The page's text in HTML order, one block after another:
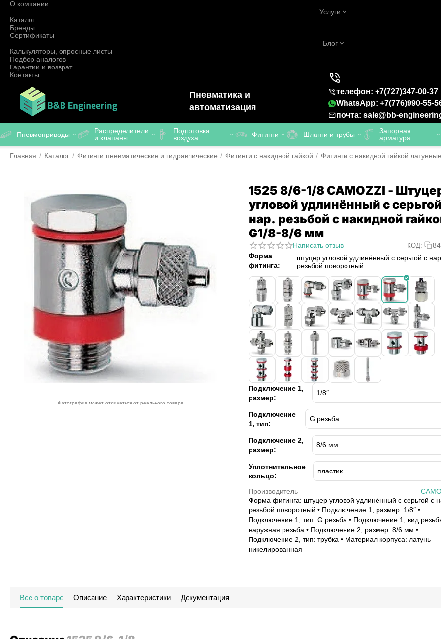
О компании
Услуги
Каталог
Бренды
Сертификаты
Блог
Калькуляторы, опросные листы
Подбор аналогов
Гарантии и возврат
Контакты
Пневматика и
автоматизация
телефон: +7(727)347-00-37
WhatsApp: +7(776)990-55-
почта: sale@bb-
Пневмоприводы
Распределители
и клапаны
Подготовка
воздуха
Фитинги Шланги и трубы
Запорная
арматура
Главная / Каталог / Фитинги пневматические и гидравлические / Фитинги с накидной гайкой / Фитинги с накидной гайкой латунные
Фотография может отличаться от реального товара
1525 8/6-1/8 CAMOZZI -
угловой удлинённый с
нар. резьбой с накидной
G1/8-8/6 мм
Написать отзыв КОД:
Форма
фитинга:
штуцер угловой удлинённый с серьгой с
резьбой поворотный
Подключение 1,
размер:
Подключение
1, тип:
Подключение 2,
размер:
Уплотнительное
кольцо:
Производитель
Форма фитинга: штуцер угловой удлинённый с серьгой с
резьбой поворотный • Подключение 1, размер: 1/8″ •
Подключение 1, тип: G резьба • Подключение 1, вид
наружная резьба • Подключение 2, размер: 8/6 мм •
Подключение 2, тип: трубка • Материал корпуса: латунь
никелированная
Все о товаре Описание Характеристики Документация